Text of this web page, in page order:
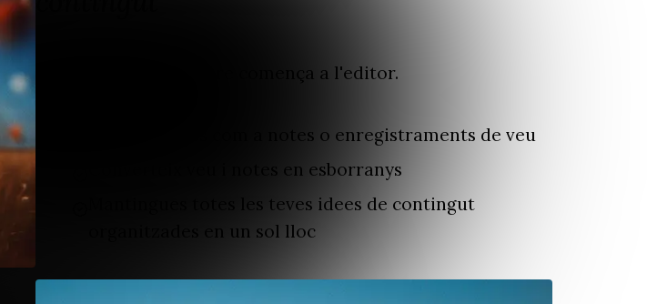
El contingut no sempre comença a l'editor.
Captura idees com a notes o enregistraments de veu
Converteix veu i notes en esborranys
Mantingues totes les teves idees de contingut
organitzades en un sol lloc